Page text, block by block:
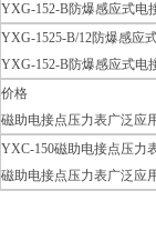
YXG-152-B防爆感应式电
YXG-1525-B/12防爆感应
YXG-152-B防爆感应式电
价格
磁助电接点压力表广泛应
YXC-150磁助电接点压力
磁助电接点压力表广泛应